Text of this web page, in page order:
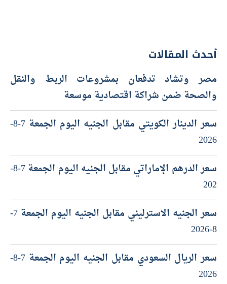
أحدث المقالات
مصر وتشاد تدفعان بمشروعات الربط والنقل
والصحة ضمن شراكة اقتصادية موسعة
سعر الدينار الكويتي مقابل الجنيه اليوم الجمعة 7-8-
2026
سعر الدرهم الإماراتي مقابل الجنيه اليوم الجمعة 7-8-
202
سعر الجنيه الاسترليني مقابل الجنيه اليوم الجمعة 7-
8-2026
سعر الريال السعودي مقابل الجنيه اليوم الجمعة 7-8-
2026